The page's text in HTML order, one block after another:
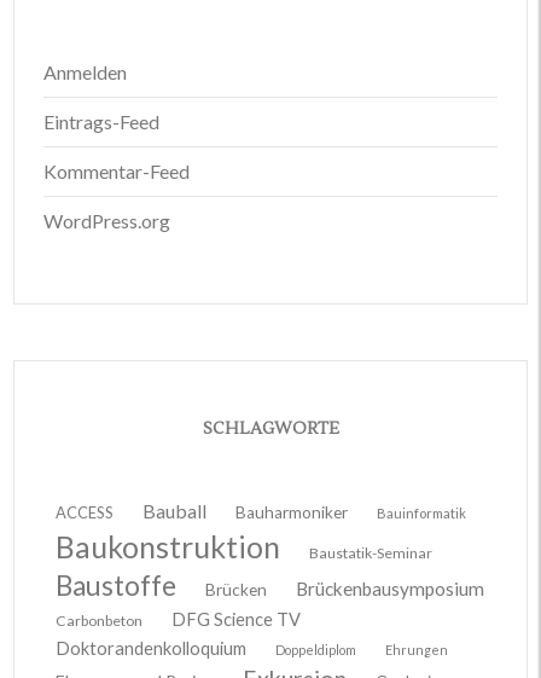
Anmelden
Eintrags-Feed
Kommentar-Feed
WordPress.org
SCHLAGWORTE
ACCESS Bauball Bauharmoniker Bauinformatik
Baukonstruktion Baustatik-Seminar
Baustoffe Brücken Brückenbausymposium
Carbonbeton
DFG Science TV
Doktorandenkolloquium
Doppeldiplom Ehrungen